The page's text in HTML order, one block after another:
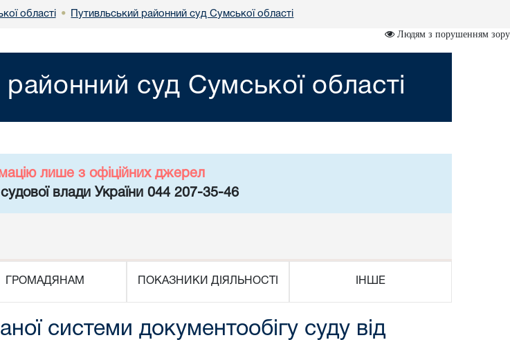
області • Путивльський районний суд Сумської області
Людям з порушенням зору
суд Сумської області
лише з офіційних джерел
влади України 044 207-35-46
ГРОМАДЯНАМ ПОКАЗНИКИ ДІЯЛЬНОСТІ ІНШЕ
системи документообігу суду від